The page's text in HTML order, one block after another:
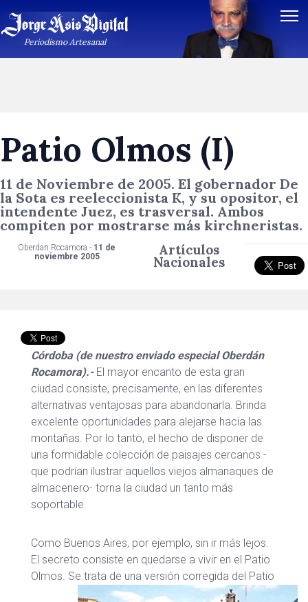
Periodismo Artesanal
Patio Olmos (I)
11 de Noviembre de 2005. El gobernador De
la Sota es reeleccionista K, y su opositor, el
intendente Juez, es trasversal. Ambos
compiten por mostrarse más kirchneristas.
Oberdan Rocamora - 11 de
noviembre 2005
Artículos
Nacionales
Córdoba (de nuestro enviado especial Oberdán
Rocamora).-El mayor encanto de esta gran
ciudad consiste, precisamente, en las diferentes
alternativas ventajosas para abandonarla. Brinda
excelente oportunidades para alejarse hacia las
montañas. Por lo tanto, el hecho de disponer de
una formidable colección de paisajes cercanos -
que podrían ilustrar aquellos viejos almanaques de
almacenero- torna la ciudad un tanto más
soportable.
Como Buenos Aires, por ejemplo, sin ir más lejos.
El secreto consiste en quedarse a vivir en el Patio
Olmos. Se trata de una versión corregida del Patio